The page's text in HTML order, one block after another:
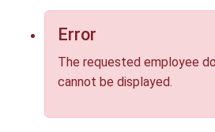
Error
The requested employee
cannot be displayed.